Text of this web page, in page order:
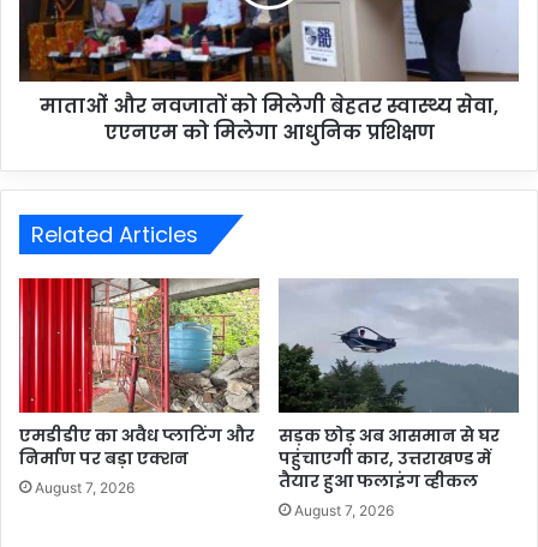
माताओं और नवजातों को मिलेगी बेहतर स्वास्थ्य सेवा,
एएनएम को मिलेगा आधुनिक प्रशिक्षण
Related Articles
एमडीडीए का अवैध प्लाटिंग और
निर्माण पर बड़ा एक्शन
August 7, 2026
सड़क छोड़ अब आसमान से घर
पहुंचाएगी कार, उत्तराखण्ड में
तैयार हुआ फलाइंग व्हीकल
August 7, 2026